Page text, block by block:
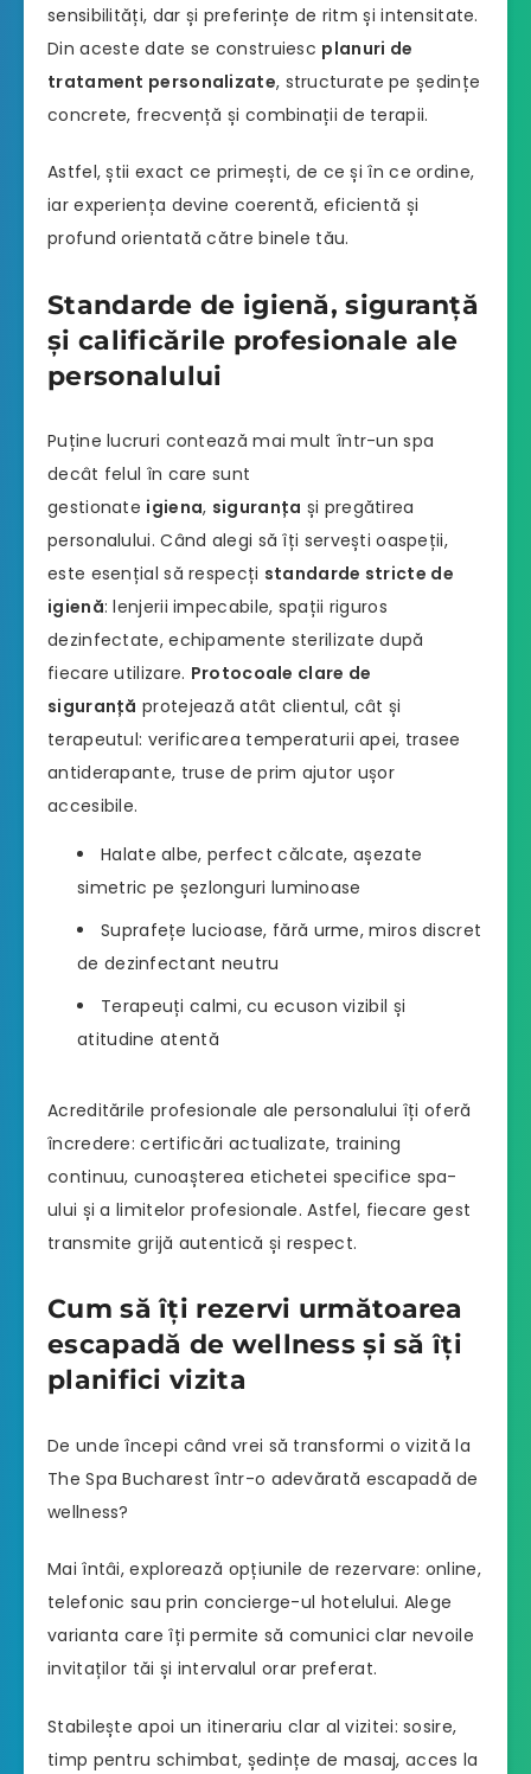
sensibilități, dar și preferințe de ritm și intensitate.
Din aceste date se construiesc planuri de
tratament personalizate, structurate pe ședințe
concrete, frecvență și combinații de terapii.
Astfel, știi exact ce primești, de ce și în ce ordine,
iar experiența devine coerentă, eficientă și
profund orientată către binele tău.
Standarde de igienă, siguranță
și calificările profesionale ale
personalului
Puține lucruri contează mai mult într-un spa
decât felul în care sunt
gestionate igiena, siguranța și pregătirea
personalului. Când alegi să îți servești oaspeții,
este esențial să respecți standarde stricte de
igienă: lenjerii impecabile, spații riguros
dezinfectate, echipamente sterilizate după
fiecare utilizare. Protocoale clare de
siguranță protejează atât clientul, cât și
terapeutul: verificarea temperaturii apei, trasee
antiderapante, truse de prim ajutor ușor
accesibile.
Halate albe, perfect călcate, așezate
simetric pe șezlonguri luminoase
Suprafețe lucioase, fără urme, miros discret
de dezinfectant neutru
Terapeuți calmi, cu ecuson vizibil și
atitudine atentă
Acreditările profesionale ale personalului îți oferă
încredere: certificări actualizate, training
continuu, cunoașterea etichetei specifice spa-
ului și a limitelor profesionale. Astfel, fiecare gest
transmite grijă autentică și respect.
Cum să îți rezervi următoarea
escapadă de wellness și să îți
planifici vizita
De unde începi când vrei să transformi o vizită la
The Spa Bucharest într-o adevărată escapadă de
wellness?
Mai întâi, explorează opțiunile de rezervare: online,
telefonic sau prin concierge-ul hotelului. Alege
varianta care îți permite să comunici clar nevoile
invitaților tăi și intervalul orar preferat.
Stabilește apoi un itinerariu clar al vizitei: sosire,
timp pentru schimbat, ședințe de masaj, acces la